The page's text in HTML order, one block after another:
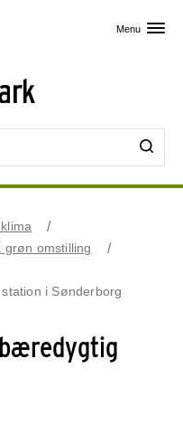
Menu
grøn omstilling
i Sønderborg